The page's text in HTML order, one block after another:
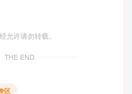
允许请勿转载。
THE END
区